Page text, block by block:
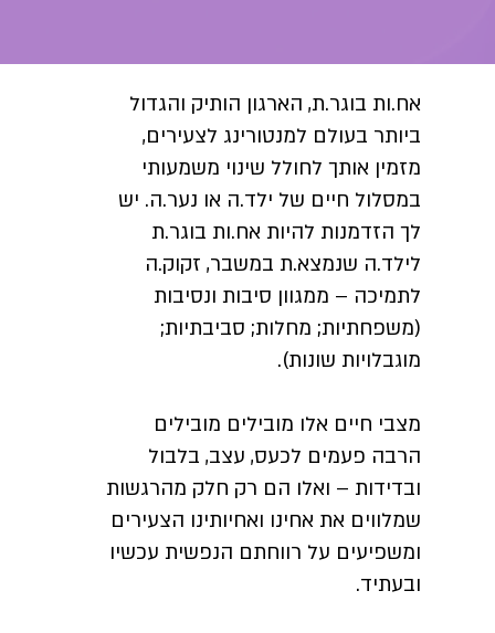
אח.ות בוגר.ת, הארגון הותיק והגדול
ביותר בעולם למנטורינג לצעירים,
מזמין אותך לחולל שינוי משמעותי
במסלול חיים של ילד.ה או נער.ה. יש
לך הזדמנות להיות אח.ות בוגר.ת
לילד.ה שנמצא.ת במשבר, זקוק.ה
לתמיכה – ממגוון סיבות ונסיבות
(משפחתיות; מחלות; סביבתיות;
מוגבלויות שונות).
מצבי חיים אלו מובילים מובילים
הרבה פעמים לכעס, עצב, בלבול
ובדידות – ואלו הם רק חלק מהרגשות
שמלווים את אחינו ואחיותינו הצעירים
ומשפיעים על רווחתם הנפשית עכשיו
ובעתיד.